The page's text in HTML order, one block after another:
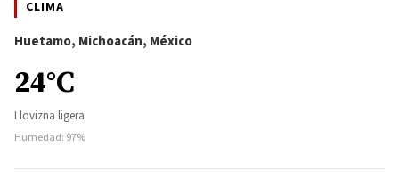
CLIMA
Huetamo, Michoacán, México
24°C
Llovizna ligera
Humedad: 97%